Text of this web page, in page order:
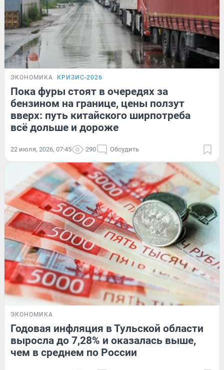
ЭКОНОМИКА КРИЗИС-2026
Пока фуры стоят в очередях за
бензином на границе, цены ползут
вверх: путь китайского ширпотреба
всё дольше и дороже
22 июля, 2026, 07:45 290 Обсудить
ЭКОНОМИКА
Годовая инфляция в Тульской области
выросла до 7,28% и оказалась выше,
чем в среднем по России